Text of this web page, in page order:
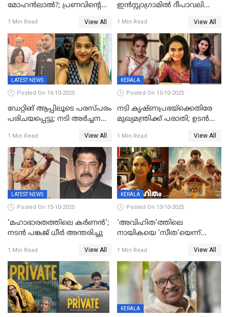
മോഹൻലാൽ?; പ്രണവിന്റെ
പിന്നാലെ ഡിപി; ചർച്ചയായി
സോഷ്യൽ മീഡിയ ചിത്രങ്ങൾ
1 Min Read View All
ഇന്‍‌സ്റ്റാഗ്രാമില്‍ ദീപാവലി
മണിക്കൂറുകള്‍ക്കകം
വിയോഗം
1 Min Read View All
LATEST NEWS
Posted On 16-10-2025
ഡേറ്റിങ് ആപ്പിലൂടെ പരസ്പരം
പരിചയപ്പെട്ടു; നടി അർച്ചന
1 Min Read View All
KERALA
Posted On 15-10-2025
നടി കൃഷ്ണപ്രഭയ്‌ക്കെതിരേ
മുഖ്യമന്ത്രിക്ക് പരാതി; ഉടൻ
പരാതിയിൽ
1 Min Read View All
LATEST NEWS
Posted On 15-10-2025
'മഹാഭാരതത്തിലെ കർണന്‍';
നടൻ പങ്കജ് ധീർ അന്തരിച്ചു
1 Min Read View All
KERALA
Posted On 13-10-2025
'അവിഹിത'ത്തിലെ
നായികയെ 'സീത'യെന്ന്
ബോർഡ്
1 Min Read View All
KERALA